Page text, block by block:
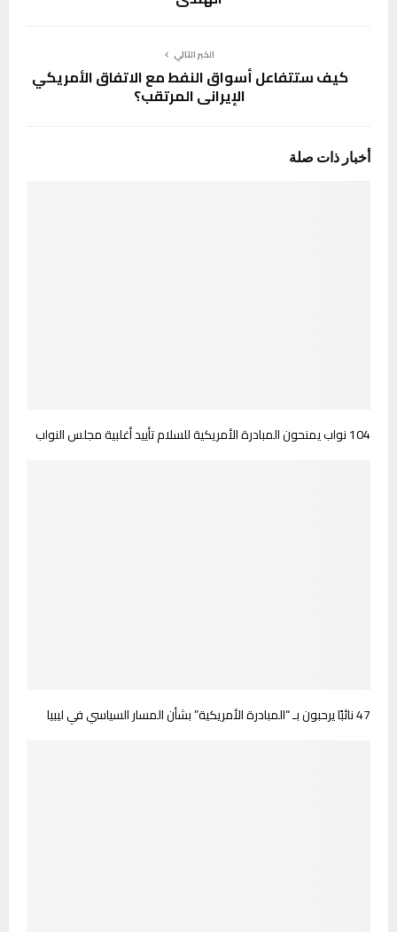
الخبر التالي
كيف ستتفاعل أسواق النفط مع الاتفاق الأمريكي
الإيراني المرتقب؟
أخبار ذات صلة
104 نواب يمنحون المبادرة الأمريكية للسلام تأييد أغلبية مجلس النواب
47 نائبًا يرحبون بـ “المبادرة الأمريكية” بشأن المسار السياسي في ليبيا